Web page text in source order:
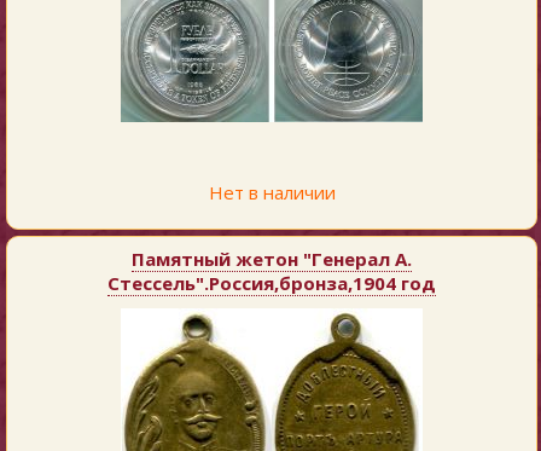
Нет в наличии
Памятный жетон "Генерал А.
Стессель".Россия,бронза,1904 год